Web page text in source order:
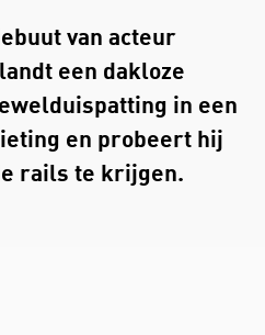
van acteur
een dakloze
in een
en probeert hij
rails te krijgen.